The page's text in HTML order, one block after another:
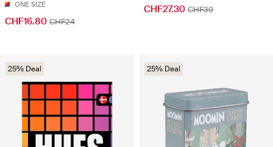
ONE SIZE
CHF16.80 CHF24
CHF27.30 CHF39
25% Deal 25% Deal